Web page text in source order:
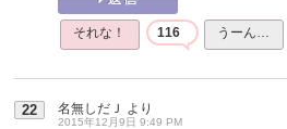
それな！ 116 うーん…
22 名無しだＪ より
2015年12月9日 9:49 PM